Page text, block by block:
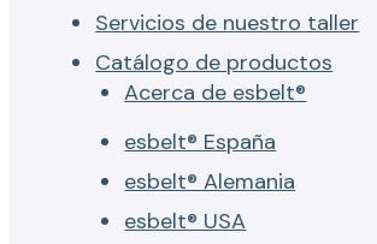
Servicios de nuestro taller
Catálogo de productos
Acerca de esbelt®
esbelt® España
esbelt® Alemania
esbelt® USA